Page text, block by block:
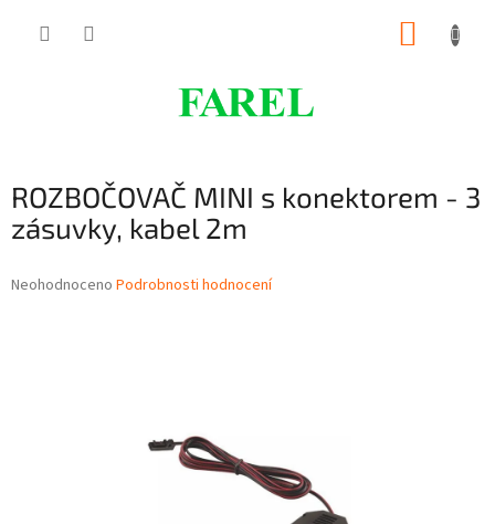
ROZBOČOVAČ MINI s konektorem - 3
zásuvky, kabel 2m
Průměrné
Neohodnoceno Podrobnosti hodnocení